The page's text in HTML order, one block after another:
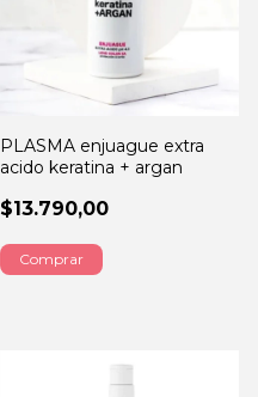
PLASMA enjuague extra
acido keratina + argan
$13.790,00
Comprar